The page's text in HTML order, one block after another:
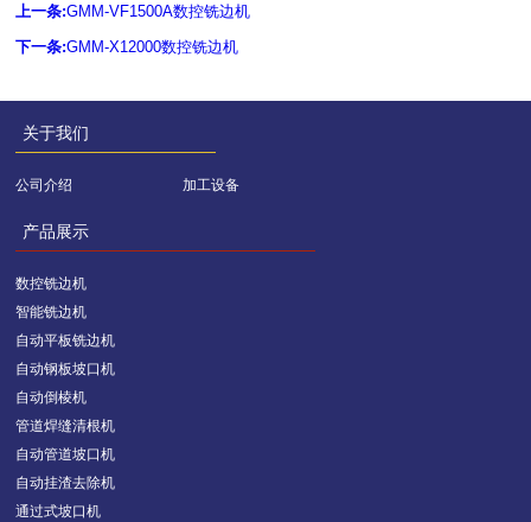
上一条:GMM-VF1500A数控铣边机
下一条:GMM-X12000数控铣边机
关于我们
公司介绍 加工设备
产品展示
数控铣边机
智能铣边机
自动平板铣边机
自动钢板坡口机
自动倒棱机
管道焊缝清根机
自动管道坡口机
自动挂渣去除机
通过式坡口机